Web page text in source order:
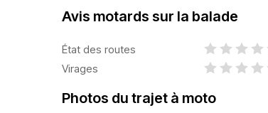
Avis motards sur la balade
État des routes
Virages
Photos du trajet à moto